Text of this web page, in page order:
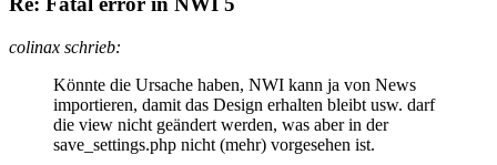
colinax schrieb:
Könnte die Ursache haben, NWI kann ja von News
importieren, damit das Design erhalten bleibt usw. darf
die view nicht geändert werden, was aber in der
save_settings.php nicht (mehr) vorgesehen ist.